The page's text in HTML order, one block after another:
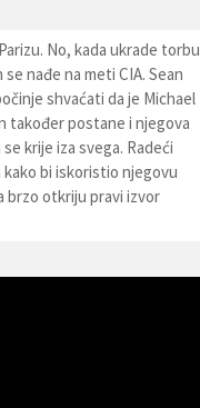
No, kada ukrade torbu
nađe na meti CIA. Sean
shvaćati da je Michael
također postane i njegova
krije iza svega. Radeći
bi iskoristio njegovu
brzo otkriju pravi izvor